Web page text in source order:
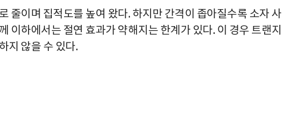
줄이며 집적도를 높여 왔다. 하지만 간격이 좁아질수록 소자 사
이하에서는 절연 효과가 약해지는 한계가 있다. 이 경우 트랜지
지 않을 수 있다.